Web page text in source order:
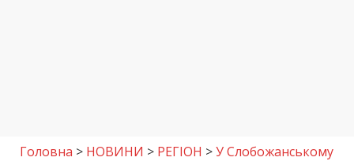
Головна > НОВИНИ > РЕГІОН >У Слобожанському